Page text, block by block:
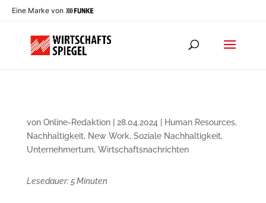
Eine Marke von
von Online-Redaktion| 28.04.2024 Human Resources,
Nachhaltigkeit, New Work, Soziale Nachhaltigkeit,
Unternehmertum, Wirtschaftsnachrichten
Lesedauer: 5 Minuten